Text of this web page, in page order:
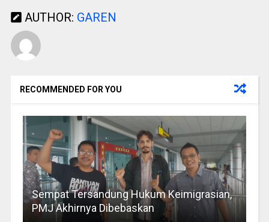
AUTHOR: GAREN
RECOMMENDED FOR YOU
Sempat Tersandung Hukum Keimigrasian,
PMJ Akhirnya Dibebaskan